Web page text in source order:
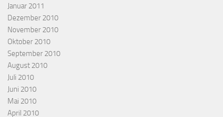
Januar 2011
Dezember 2010
November 2010
Oktober 2010
September 2010
August 2010
Juli 2010
Juni 2010
Mai 2010
April 2010